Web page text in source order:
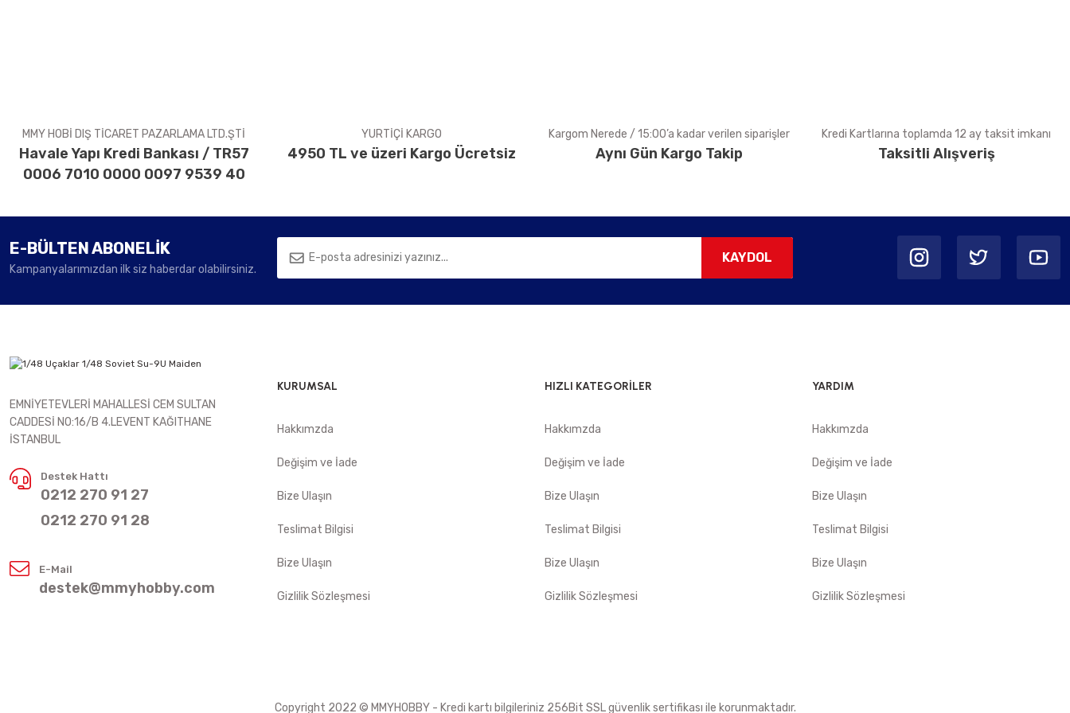
MMY HOBİ DIŞ TİCARET PAZARLAMA LTD.ŞTİ
Havale Yapı Kredi Bankası / TR57
0006 7010 0000 0097 9539 40
YURTİÇİ KARGO
4950 TL ve üzeri Kargo Ücretsiz
Kargom Nerede / 15:00’a kadar verilen siparişler
Aynı Gün Kargo Takip
Kredi Kartlarına toplamda 12 ay taksit imkanı
Taksitli Alışveriş
E-BÜLTEN ABONELİK
Kampanyalarımızdan ilk siz haberdar olabilirsiniz.
KAYDOL
EMNİYETEVLERİ MAHALLESİ CEM SULTAN
CADDESİ NO:16/B 4.LEVENT KAĞITHANE
İSTANBUL
Destek Hattı
0212 270 91 27
0212 270 91 28
E-Mail
destek@mmyhobby.com
KURUMSAL
Hakkımzda
Değişim ve İade
Bize Ulaşın
Teslimat Bilgisi
Bize Ulaşın
Gizlilik Sözleşmesi
HIZLI KATEGORİLER
Hakkımzda
Değişim ve İade
Bize Ulaşın
Teslimat Bilgisi
Bize Ulaşın
Gizlilik Sözleşmesi
YARDIM
Hakkımzda
Değişim ve İade
Bize Ulaşın
Teslimat Bilgisi
Bize Ulaşın
Gizlilik Sözleşmesi
Copyright 2022 © MMYHOBBY - Kredi kartı bilgileriniz 256Bit SSL güvenlik sertifikası ile korunmaktadır.